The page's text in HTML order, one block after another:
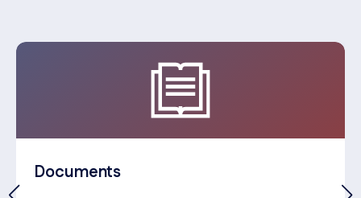
Documents